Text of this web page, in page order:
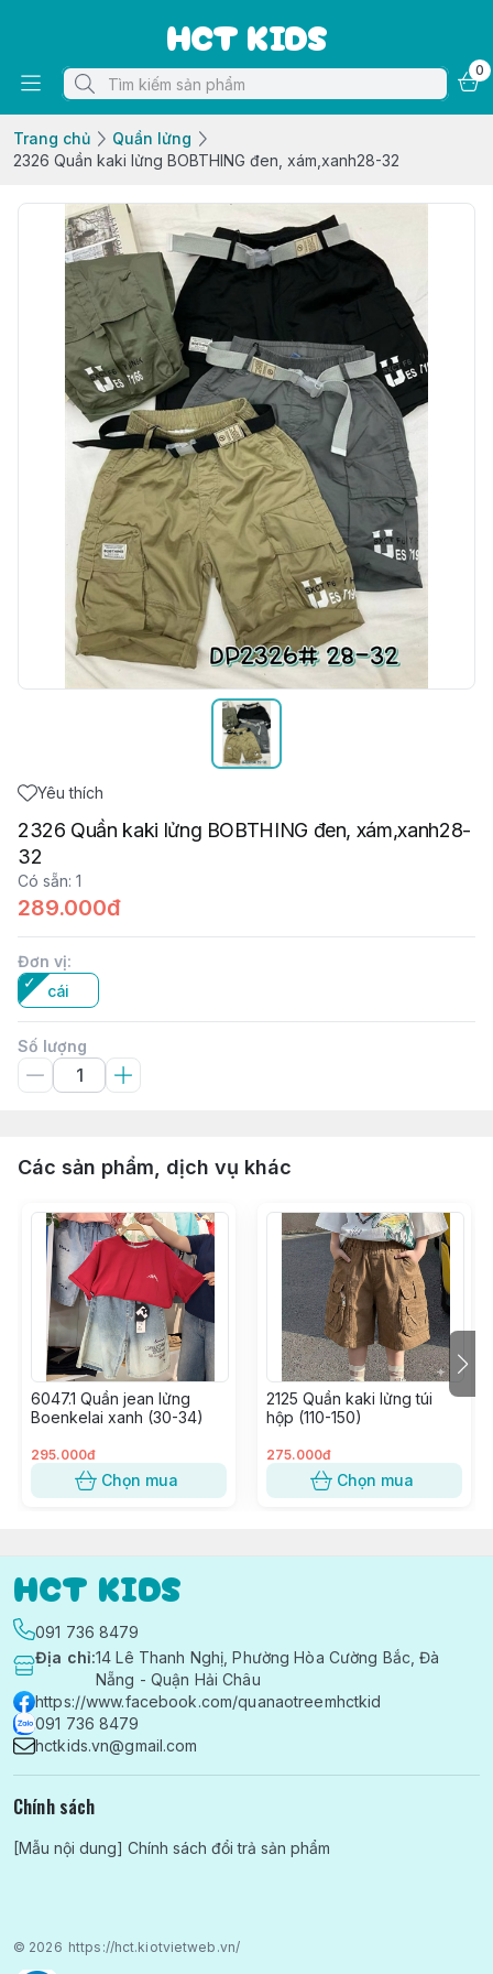
HCT KIDS
0
Trang chủ
Quần lửng
2326 Quần kaki lửng BOBTHING đen, xám,xanh28-32
Yêu thích
2326 Quần kaki lửng BOBTHING đen, xám,xanh28-
32
Có sẵn: 1
289.000đ
Đơn vị:
cái
Số lượng
Các sản phẩm, dịch vụ khác
6047.1 Quần jean lửng
Boenkelai xanh (30-34)
295.000đ
Chọn mua
2125 Quần kaki lửng túi
hộp (110-150)
275.000đ
Chọn mua
HCT KIDS
091 736 8479
Địa chỉ:14 Lê Thanh Nghị, Phường Hòa Cường Bắc, Đà
Nẵng - Quận Hải Châu
https://www.facebook.com/quanaotreemhctkid
091 736 8479
hctkids.vn@gmail.com
Chính sách
[Mẫu nội dung] Chính sách đổi trả sản phẩm
© 2026 https://hct.kiotvietweb.vn/